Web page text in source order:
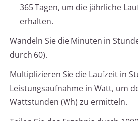
365 Tagen, um die jährliche
erhalten.
Wandeln Sie die Minuten in
durch 60).
Multiplizieren Sie die Laufzeit in
Leistungsaufnahme in Watt, um
Wattstunden (Wh) zu ermitteln.